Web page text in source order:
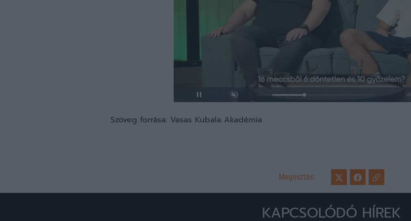
Unmute Loaded:
0%
Szöveg forrása: Vasas Kubala Akadémia
Megosztás:
KAPCSOLÓDÓ HÍREK